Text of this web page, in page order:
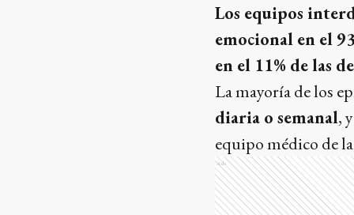
Los equipos
emocional en el
en el 11% de las
La mayoría de los
diaria o semanal,
equipo médico de
Ads